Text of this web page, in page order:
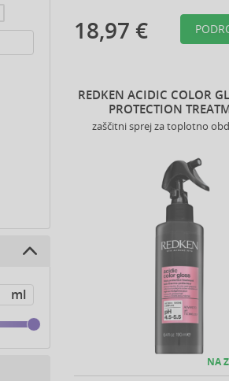
18,97 €
REDKEN ACIDIC COLOR
PROTECTION
zaščitni sprej za toplotno
NA